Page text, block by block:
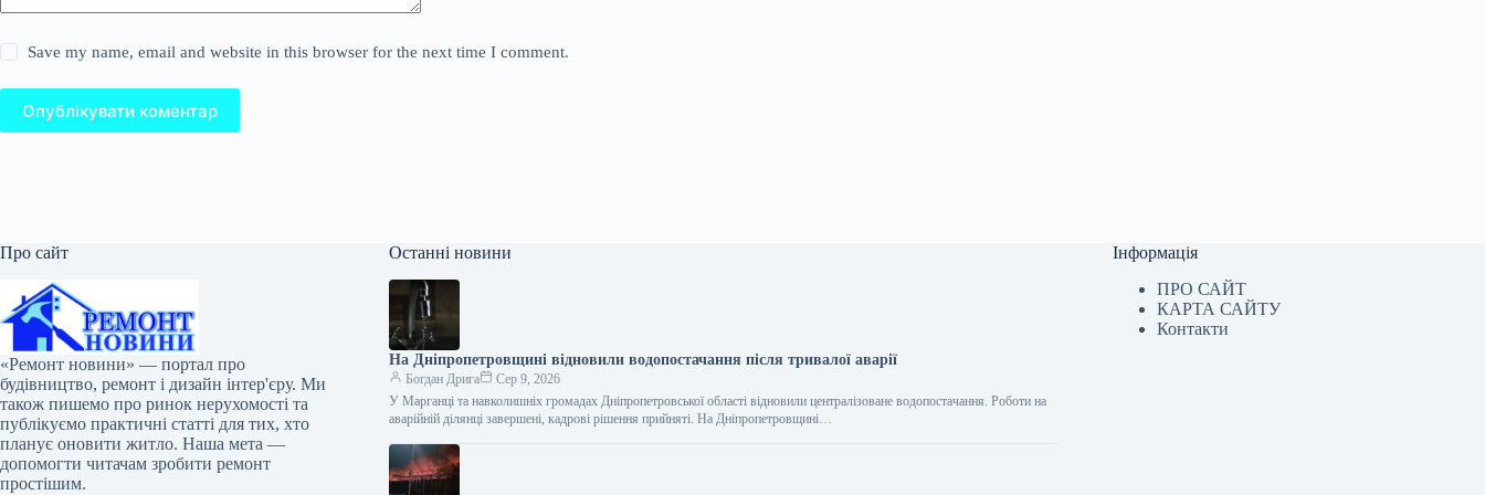
Save my name, email and website in this browser for the next time I comment.
Опублікувати коментар
Про сайт
«Ремонт новини» — портал про
будівництво, ремонт і дизайн інтер'єру. Ми
також пишемо про ринок нерухомості та
публікуємо практичні статті для тих, хто
планує оновити житло. Наша мета —
допомогти читачам зробити ремонт
простішим.
Останні новини
На Дніпропетровщині відновили водопостачання після тривалої аварії
Богдан Дрига
Сер 9, 2026
У Марганці та навколишніх громадах Дніпропетровської області відновили централізоване водопостачання. Роботи на
аварійній ділянці завершені, кадрові рішення прийняті. На Дніпропетровщині…
Інформація
ПРО САЙТ
КАРТА САЙТУ
Контакти